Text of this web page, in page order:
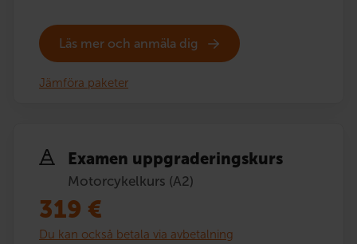
Läs mer och anmäla dig
Jämföra paketer
Examen uppgraderingskurs
Motorcykelkurs (A2)
319 €
Du kan också betala via avbetalning